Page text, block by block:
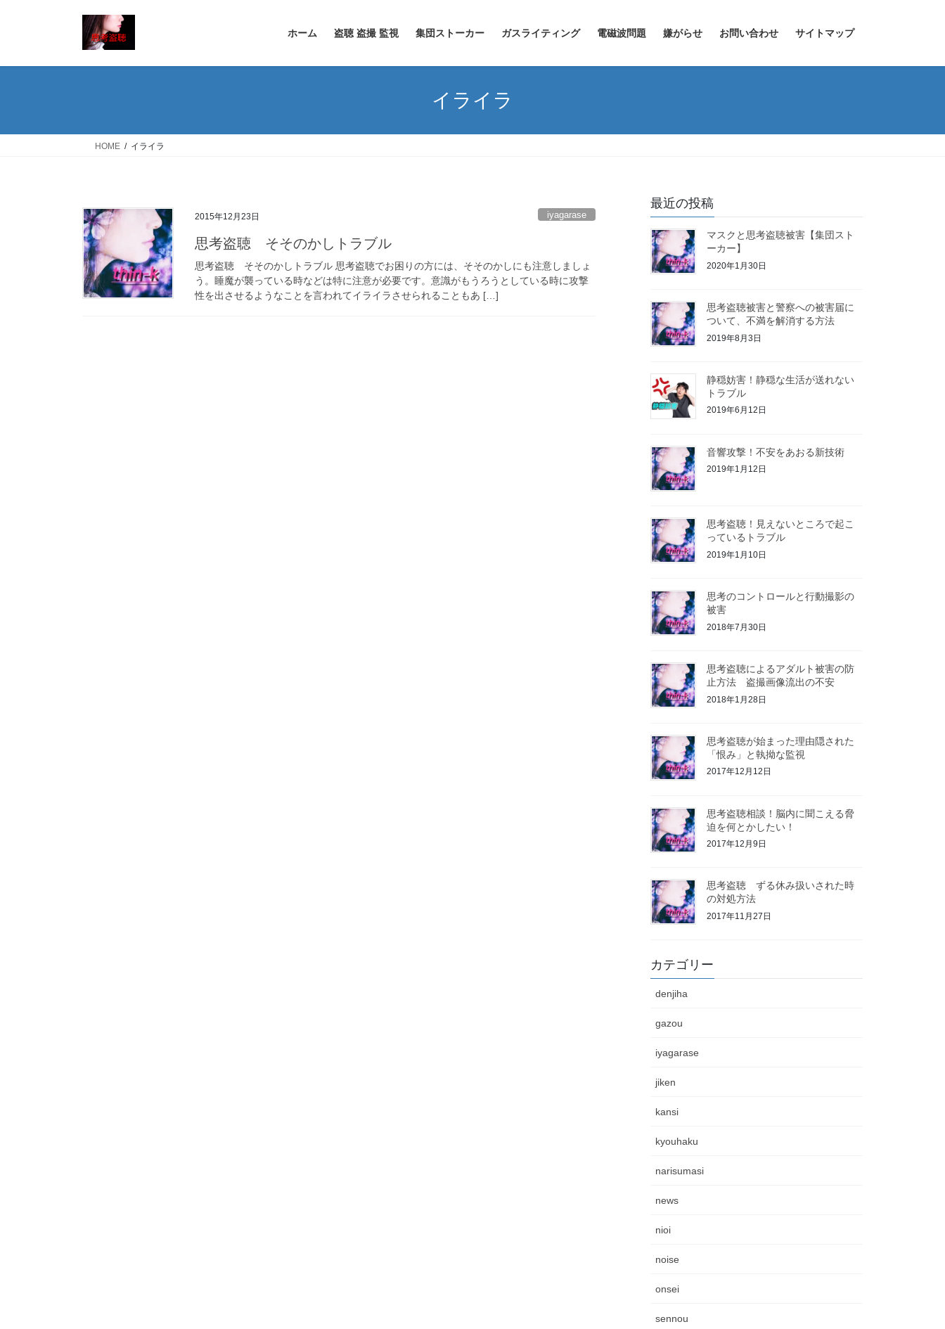
ホーム 盗聴 盗撮 監視 集団ストーカー ガスライティング 電磁波問題 嫌がらせ お問い合わせ サイトマップ
イライラ
HOME イライラ
2015年12月23日 iyagarase
思考盗聴 そそのかしトラブル
思考盗聴 そそのかしトラブル 思考盗聴でお困りの方には、そそのかしにも注意しましょ
う。睡魔が襲っている時などは特に注意が必要です。意識がもうろうとしている時に攻撃
性を出させるようなことを言われてイライラさせられることもあ […]
最近の投稿
マスクと思考盗聴被害【集団スト
ーカー】
2020年1月30日
思考盗聴被害と警察への被害届に
ついて、不満を解消する方法
2019年8月3日
静穏妨害！静穏な生活が送れない
トラブル
2019年6月12日
音響攻撃！不安をあおる新技術
2019年1月12日
思考盗聴！見えないところで起こ
っているトラブル
2019年1月10日
思考のコントロールと行動撮影の
被害
2018年7月30日
思考盗聴によるアダルト被害の防
止方法 盗撮画像流出の不安
2018年1月28日
思考盗聴が始まった理由隠された
「恨み」と執拗な監視
2017年12月12日
思考盗聴相談！脳内に聞こえる脅
迫を何とかしたい！
2017年12月9日
思考盗聴 ずる休み扱いされた時
の対処方法
2017年11月27日
カテゴリー
denjiha
gazou
iyagarase
jiken
kansi
kyouhaku
narisumasi
news
nioi
noise
onsei
sennou